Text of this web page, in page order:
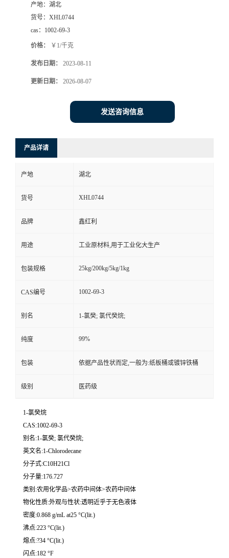
产地： 湖北
货号： XHL0744
cas： 1002-69-3
价格： ￥1/千克
发布日期： 2023-08-11
更新日期： 2026-08-07
发送咨询信息
产品详请
产地 湖北
货号 XHL0744
品牌 鑫红利
用途 工业原材料,用于工业化大生产
包装规格 25kg/200kg/5kg/1kg
CAS编号 1002-69-3
别名 1-氯癸; 氯代癸烷;
纯度 99%
包装 依据产品性状而定,一般为:纸板桶或镀锌铁桶
级别 医药级
1-氯癸烷
CAS:1002-69-3
别名:1-氯癸; 氯代癸烷;
英文名:1-Chlorodecane
分子式:C10H21Cl
分子量:176.727
类别:农用化学品>农药中间体>农药中间体
物化性质:外观与性状:透明近乎于无色液体
密度:0.868 g/mL at25 °C(lit.)
沸点:223 °C(lit.)
熔点:?34 °C(lit.)
闪点:182 °F